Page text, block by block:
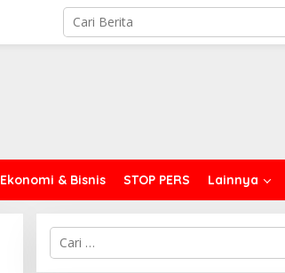
Ekonomi & Bisnis STOP PERS Lainnya
C